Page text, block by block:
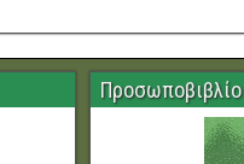
Προσωποβιβλίο